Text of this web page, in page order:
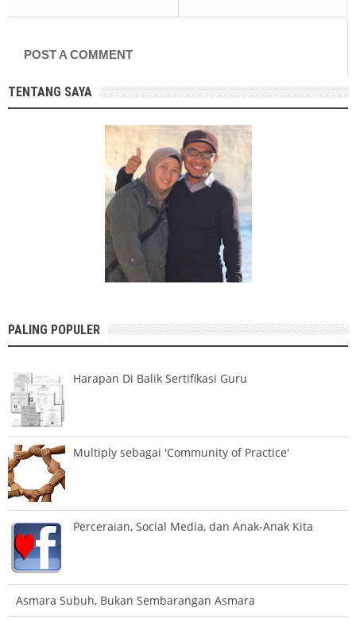
POST A COMMENT
TENTANG SAYA
PALING POPULER
Harapan Di Balik Sertifikasi Guru
Multiply sebagai 'Community of Practice'
Perceraian, Social Media, dan Anak-Anak Kita
Asmara Subuh, Bukan Sembarangan Asmara